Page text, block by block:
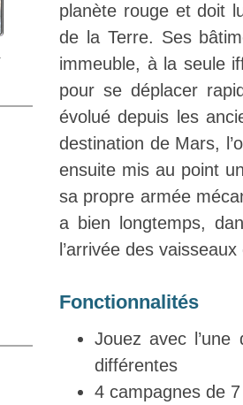
planète rouge et doit
de la Terre. Ses
immeuble, à la seule
pour se déplacer
évolué depuis les
destination de Mars,
ensuite mis au point
sa propre armée
a bien longtemps,
l’arrivée des
Fonctionnalités
Jouez avec
différentes
4 campagnes de